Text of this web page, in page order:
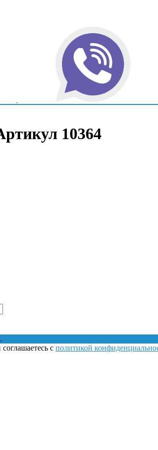
10364
с политикой